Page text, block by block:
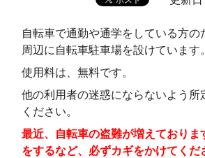
自転車で通勤や通学をしている方の
周辺に自転車駐車場を設けています。
使用料は、無料です。
他の利用者の迷惑にならないよう所
ください。
最近、自転車の盗難が増えておりま
をするなど、必ずカギをかけてくだ